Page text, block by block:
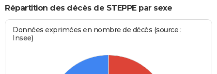
Répartition des décès de STEPPE par sexe
Données exprimées en nombre de décès (source :
Insee)